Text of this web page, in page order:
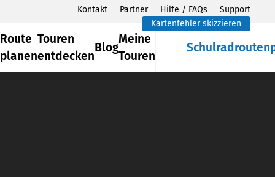
Kontakt Partner Hilfe / FAQs
Support
Kartenfehler skizzieren
Route
planen
Touren
entdecken
Blog
Meine
Touren